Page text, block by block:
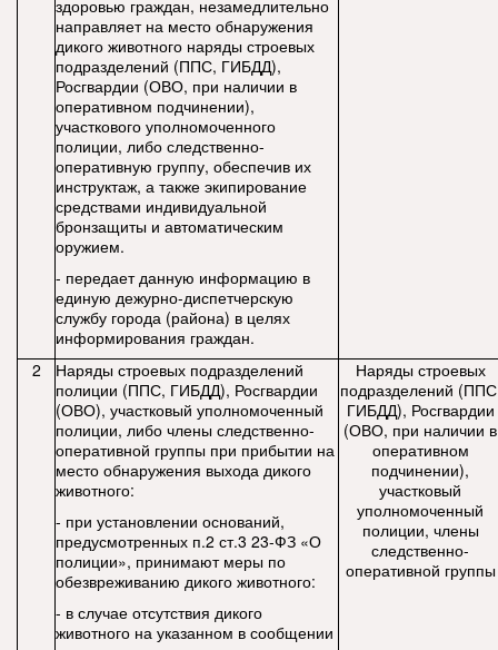
здоровью граждан, незамедлительно
направляет на место обнаружения
дикого животного наряды строевых
подразделений (ППС, ГИБДД),
Росгвардии (ОВО, при наличии в
оперативном подчинении),
участкового уполномоченного
полиции, либо следственно-
оперативную группу, обеспечив их
инструктаж, а также экипирование
средствами индивидуальной
бронзащиты и автоматическим
оружием.
- передает данную информацию в
единую дежурно-диспетчерскую
службу города (района) в целях
информирования граждан.
2
Наряды строевых подразделений
полиции (ППС, ГИБДД), Росгвардии
(ОВО), участковый уполномоченный
полиции, либо члены следственно-
оперативной группы при прибытии на
место обнаружения выхода дикого
животного:
- при установлении оснований,
предусмотренных п.2 ст.3 23-ФЗ «О
полиции», принимают меры по
обезвреживанию дикого животного:
- в случае отсутствия дикого
животного на указанном в сообщении
Наряды строевых
подразделений
ГИБДД), Росгвардии
(ОВО, при наличии в
оперативном
подчинении),
участковый
уполномоченный
полиции, члены
следственно-
оперативной группы